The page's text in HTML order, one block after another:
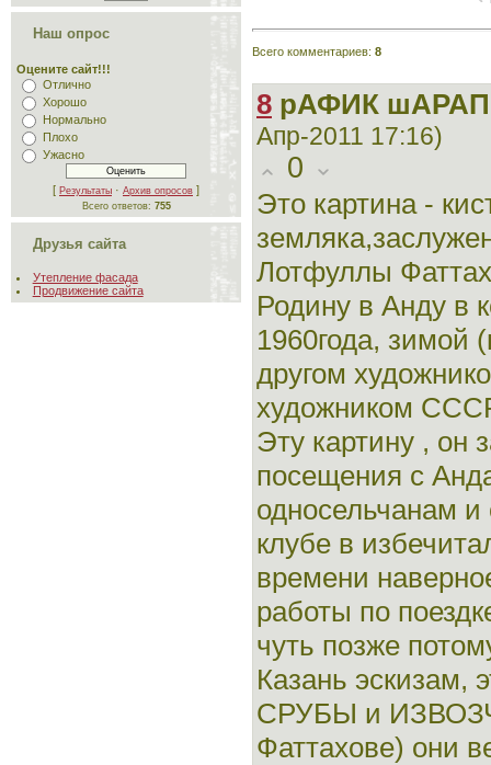
Наш опрос
Оцените сайт!!!
Отлично
Хорошо
Нормально
Плохо
Ужасно
[ Результаты · Архив опросов ]
Всего ответов: 755
Друзья сайта
Утепление фасада
Продвижение сайта
Всего комментариев: 8
8 рАФИК
Апр-2011 17:16)
0
Это картина -
Лотфуллы
Родину в Анду в
1960года, зимой
другом
художником
Эту картину , он
посещения с
односельчанам
клубе в
времени
работы по
чуть позже
Казань
СРУБЫ и
Фаттахове) они